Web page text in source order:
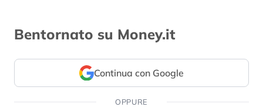
Bentornato su Money.it
Continua con Google
OPPURE